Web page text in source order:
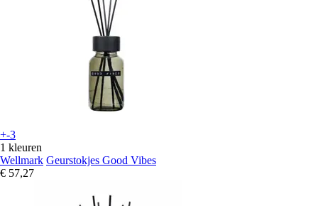
+-3
1 kleuren
Wellmark Geurstokjes Good Vibes
€ 57,27